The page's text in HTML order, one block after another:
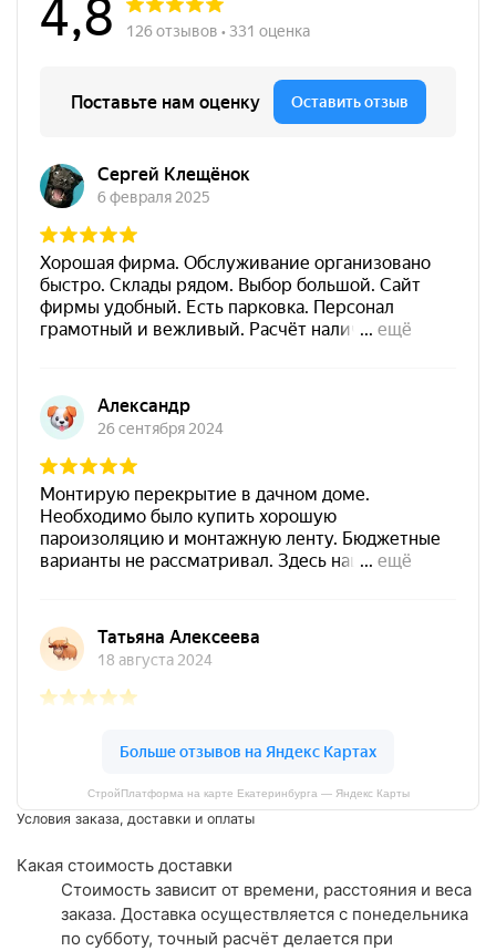
панелей.
Изготовление мебели и декоративных элементов:
лёгких и изящных конструкций.
Подложки и основы:используется как основа под
Мелкий ремонт и поделки:
делает фанеру удобной для различных домашних
проектов.
Эта фанера идеальна для использования как в
профессиональном строительстве, так и в домашних
проектах, обеспечивая надёжность и эстетичность по
СтройПлатформа на карте Екатеринбурга — Яндекс Карты
Условия заказа, доставки и оплаты
Какая стоимость доставки
Стоимость зависит от времени, расстояния и веса
заказа. Доставка осуществляется с понедельника
по субботу, точный расчёт делается при